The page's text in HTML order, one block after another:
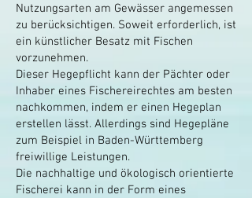
Nutzungsarten am Gewässer angemessen
zu berücksichtigen. Soweit erforderlich, ist
ein künstlicher Besatz mit Fischen
vorzunehmen.
Dieser Hegepflicht kann der Pächter oder
Inhaber eines Fischereirechtes am besten
nachkommen, indem er einen Hegeplan
erstellen lässt. Allerdings sind Hegepläne
zum Beispiel in Baden-Württemberg
freiwillige Leistungen.
Die nachhaltige und ökologisch orientierte
Fischerei kann in der Form eines